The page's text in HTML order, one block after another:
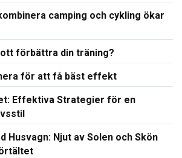
camping och cykling ökar
förbättra din träning?
för att få bäst effekt
Effektiva Strategier för en
Husvagn: Njut av Solen och Skön